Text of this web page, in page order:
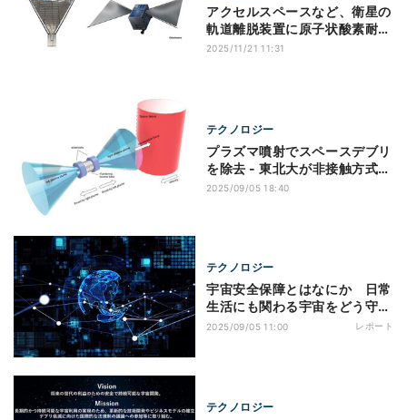
アクセルスペースなど、衛星の
軌道離脱装置に原子状酸素耐性
材料を採用
2025/11/21 11:31
テクノロジー
プラズマ噴射でスペースデブリ
を除去 - 東北大が非接触方式の
性能を3倍に
2025/09/05 18:40
テクノロジー
宇宙安全保障とはなにか 日常
生活にも関わる宇宙をどう守
る?
2025/09/05 11:00 レポート
テクノロジー